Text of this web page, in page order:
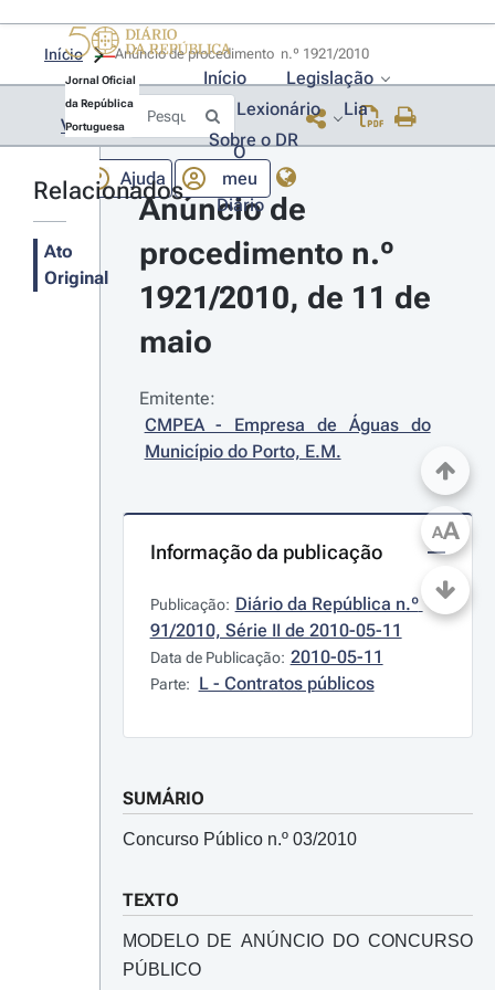
Jornal Oficial
da República
Portuguesa
Início
Legislação
Lexionário
Lia
Sobre o DR
Ajuda
O
meu
Diário
Início
Voltar
Relacionados
Ato
Original
Anúncio de
procedimento n.º
1921/2010, de 11 de
maio
Emitente:
CMPEA - Empresa de Águas do
Município do Porto, E.M.
Informação da publicação
Publicação: Diário da República n.º
91/2010, Série II de 2010-05-11
Data de Publicação: 2010-05-11
Parte: L - Contratos públicos
SUMÁRIO
Concurso Público n.º 03/2010
TEXTO
MODELO DE ANÚNCIO DO CONCURSO
PÚBLICO
AA